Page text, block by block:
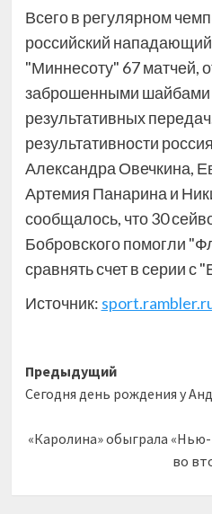
Всего в регулярном
российский
"Миннесоту" 67 матчей,
заброшенными шайбами
результативных
результативности
Александра Овечкина,
Артемия Панарина и
сообщалось, что 30
Бобровского помогли
сравнять счет в серии с
Источник:
Навигация
записи
Предыдущий
Сегодня день рождения у
«Каролина» обыграла
во